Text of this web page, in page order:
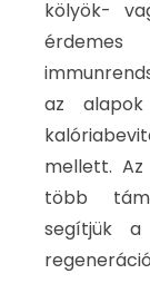
kölyök-
az
mellett.
több
segítjük a